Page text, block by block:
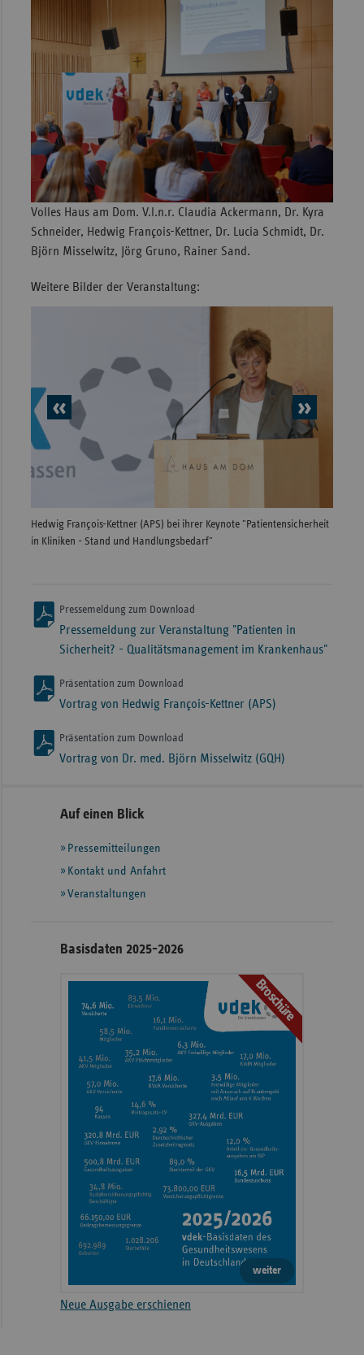
Volles Haus am Dom. V.l.n.r. Claudia Ackermann, Dr. Kyra
Schneider, Hedwig François-Kettner, Dr. Lucia Schmidt, Dr.
Björn Misselwitz, Jörg Gruno, Rainer Sand.
Weitere Bilder der Veranstaltung:
vorheriges
Element
Hedwig François-Kettner (APS) bei ihrer Keynote "Patientensicherheit
in Kliniken - Stand und Handlungsbedarf"
Pressemeldung zum Download
Pressemeldung zur Veranstaltung "Patienten in
Sicherheit? - Qualitätsmanagement im Krankenhaus"
Präsentation zum Download
Vortrag von Hedwig François-Kettner (APS)
Präsentation zum Download
Vortrag von Dr. med. Björn Misselwitz (GQH)
Seitennavigation
Seitenleiste
weiteren
Informationen
Auf einen Blick
Pressemitteilungen
Kontakt und Anfahrt
Veranstaltungen
Basisdaten 2025-2026
Broschüre
weiter
Neue Ausgabe erschienen